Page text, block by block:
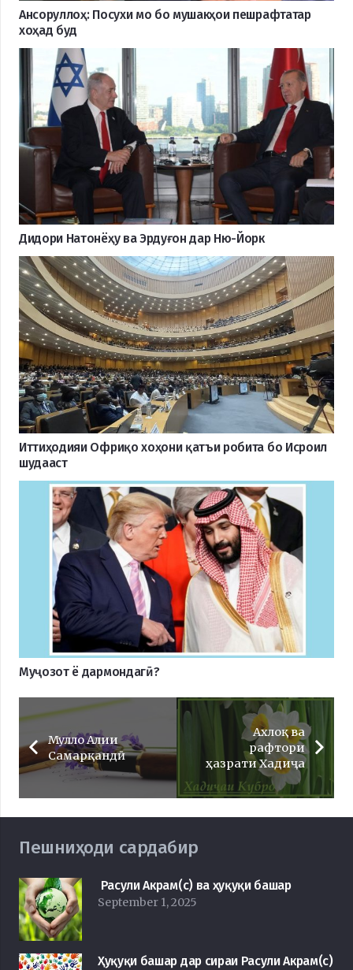
Ансоруллоҳ: Посухи мо бо мушакҳои пешрафтатар
хоҳад буд
Дидори Натонёҳу ва Эрдуғон дар Ню-Йорк
Иттиҳодияи Офриқо хоҳони қатъи робита бо Исроил
шудааст
Муҷозот ё дармондагӣ?
Мулло Алии
Самарқандӣ
Ахлоқ ва
рафтори
ҳазрати Хадиҷа
Пешниҳоди сардабир
Расули Акрам(с) ва ҳуқуқи башар
September 1, 2025
Ҳуқуқи башар дар сираи Расули Акрам(с)